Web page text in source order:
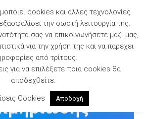
cookies και άλλες τεχνολογίες
την σωστή λειτουργία της.
σας να επικοινωνήσετε μαζί μας,
για την χρήση της και να παρέχει
από τρίτους.
για να επιλέξετε ποια cookies θα
αποδεχθείτε.
Cookies
Αποδοχή